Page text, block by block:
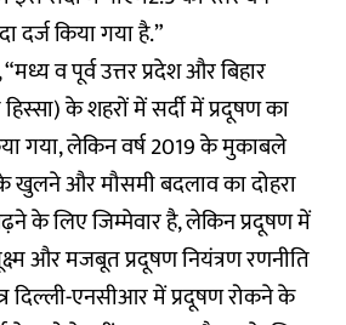
दर्ज किया गया है.”
व पूर्व उत्तर प्रदेश और बिहार
के शहरों में सर्दी में प्रदूषण का
गया, लेकिन वर्ष 2019 के मुकाबले
खुलने और मौसमी बदलाव का दोहरा
के लिए जिम्मेवार है, लेकिन प्रदूषण में
और मजबूत प्रदूषण नियंत्रण रणनीति
दिल्ली-एनसीआर में प्रदूषण रोकने के